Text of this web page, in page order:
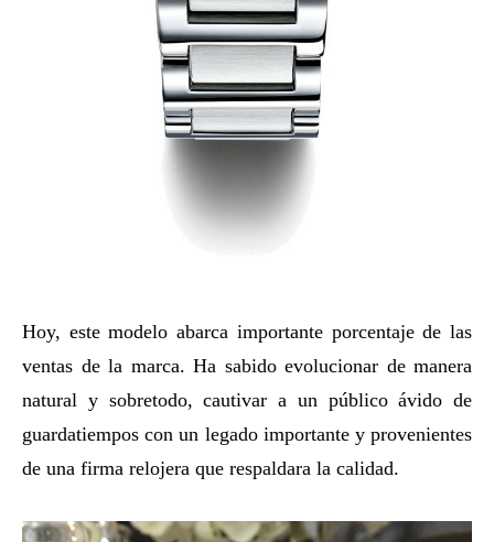
Hoy, este modelo abarca importante porcentaje de las
ventas de la marca. Ha sabido evolucionar de manera
natural y sobretodo, cautivar a un público ávido de
guardatiempos con un legado importante y provenientes
de una firma relojera que respaldara la calidad.